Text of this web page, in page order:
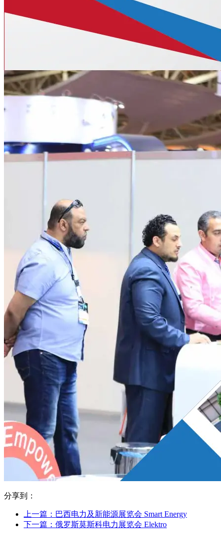
分享到：
上一篇：巴西电力及新能源展览会 Smart Energy
下一篇：俄罗斯莫斯科电力展览会 Elektro